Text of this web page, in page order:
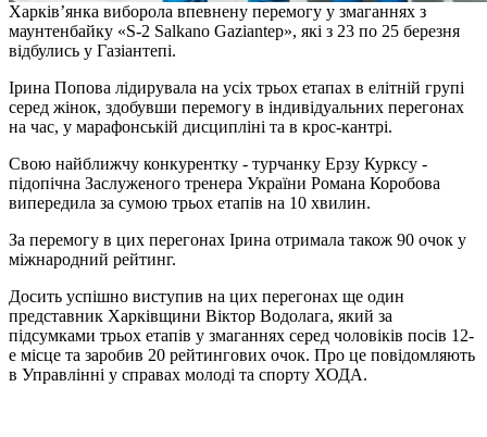
Харків’янка виборола впевнену перемогу у змаганнях з
маунтенбайку «S-2 Salkano Gaziantep», які з 23 по 25 березня
відбулись у Газіантепі.
Ірина Попова лідирувала на усіх трьох етапах в елітній групі
серед жінок, здобувши перемогу в індивідуальних перегонах
на час, у марафонській дисципліні та в крос-кантрі.
Свою найближчу конкурентку - турчанку Ерзу Курксу -
підопічна Заслуженого тренера України Романа Коробова
випередила за сумою трьох етапів на 10 хвилин.
За перемогу в цих перегонах Ірина отримала також 90 очок у
міжнародний рейтинг.
Досить успішно виступив на цих перегонах ще один
представник Харківщини Віктор Водолага, який за
підсумками трьох етапів у змаганнях серед чоловіків посів 12-
е місце та заробив 20 рейтингових очок. Про це повідомляють
в Управлінні у справах молоді та спорту ХОДА.